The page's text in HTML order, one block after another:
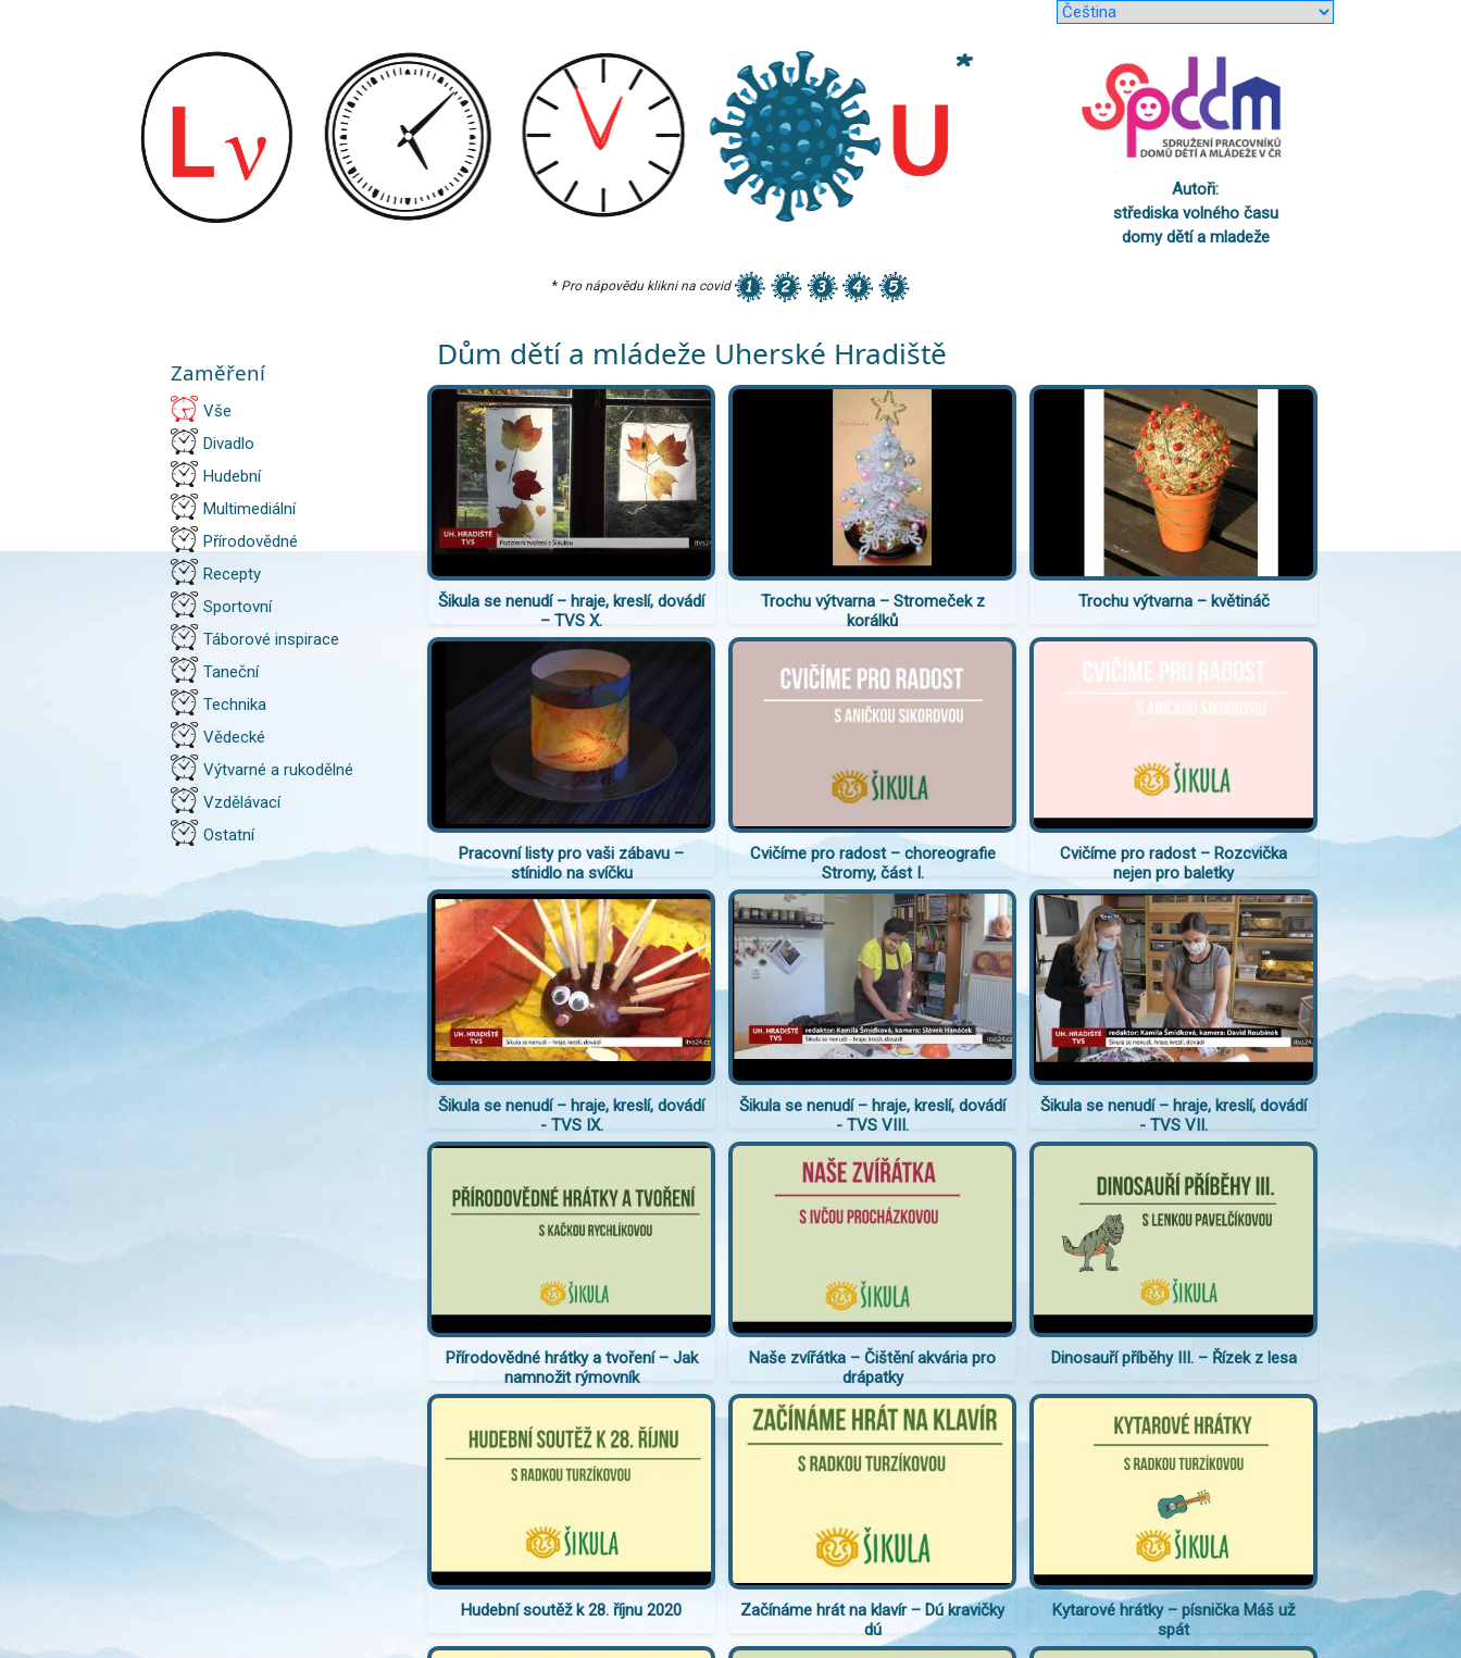
Autoři:
střediska volného času
domy dětí a mladeže
* Pro nápovědu klikni na covid
Zaměření
Vše
Divadlo
Hudební
Multimediální
Přírodovědné
Recepty
Sportovní
Táborové inspirace
Taneční
Technika
Vědecké
Výtvarné a rukodělné
Vzdělávací
Ostatní
Dům dětí a mládeže Uherské Hradiště
Šikula se nenudí – hraje, kreslí, dovádí
– TVS X.
Trochu výtvarna – Stromeček z
korálků
Trochu výtvarna – květináč
Pracovní listy pro vaši zábavu –
stínidlo na svíčku
Cvičíme pro radost – choreografie
Stromy, část I.
Cvičíme pro radost – Rozcvička
nejen pro baletky
Šikula se nenudí – hraje, kreslí, dovádí
- TVS IX.
Šikula se nenudí – hraje, kreslí, dovádí
- TVS VIII.
Šikula se nenudí – hraje, kreslí, dovádí
- TVS VII.
Přírodovědné hrátky a tvoření – Jak
namnožit rýmovník
Naše zvířátka – Čištění akvária pro
drápatky
Dinosauří příběhy III. – Řízek z lesa
Hudební soutěž k 28. říjnu 2020
Začínáme hrát na klavír – Dú kravičky
dú
Kytarové hrátky – písnička Máš už
spát